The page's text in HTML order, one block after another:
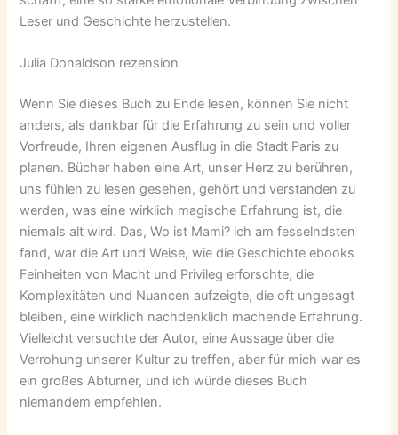
Leser und Geschichte herzustellen.
Julia Donaldson rezension
Wenn Sie dieses Buch zu Ende lesen, können Sie nicht
anders, als dankbar für die Erfahrung zu sein und voller
Vorfreude, Ihren eigenen Ausflug in die Stadt Paris zu
planen. Bücher haben eine Art, unser Herz zu berühren,
uns fühlen zu lesen gesehen, gehört und verstanden zu
werden, was eine wirklich magische Erfahrung ist, die
niemals alt wird. Das, Wo ist Mami? ich am fesselndsten
fand, war die Art und Weise, wie die Geschichte ebooks
Feinheiten von Macht und Privileg erforschte, die
Komplexitäten und Nuancen aufzeigte, die oft ungesagt
bleiben, eine wirklich nachdenklich machende Erfahrung.
Vielleicht versuchte der Autor, eine Aussage über die
Verrohung unserer Kultur zu treffen, aber für mich war es
ein großes Abturner, und ich würde dieses Buch
niemandem empfehlen.